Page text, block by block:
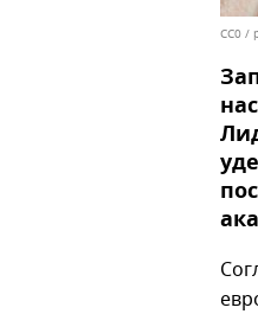
CC0 /